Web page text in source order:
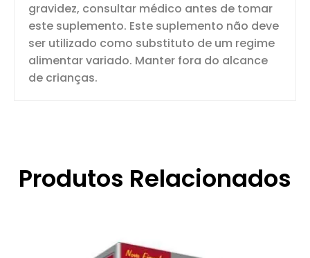
gravidez, consultar médico antes de tomar
este suplemento. Este suplemento não deve
ser utilizado como substituto de um regime
alimentar variado. Manter fora do alcance
de crianças.
Produtos Relacionados